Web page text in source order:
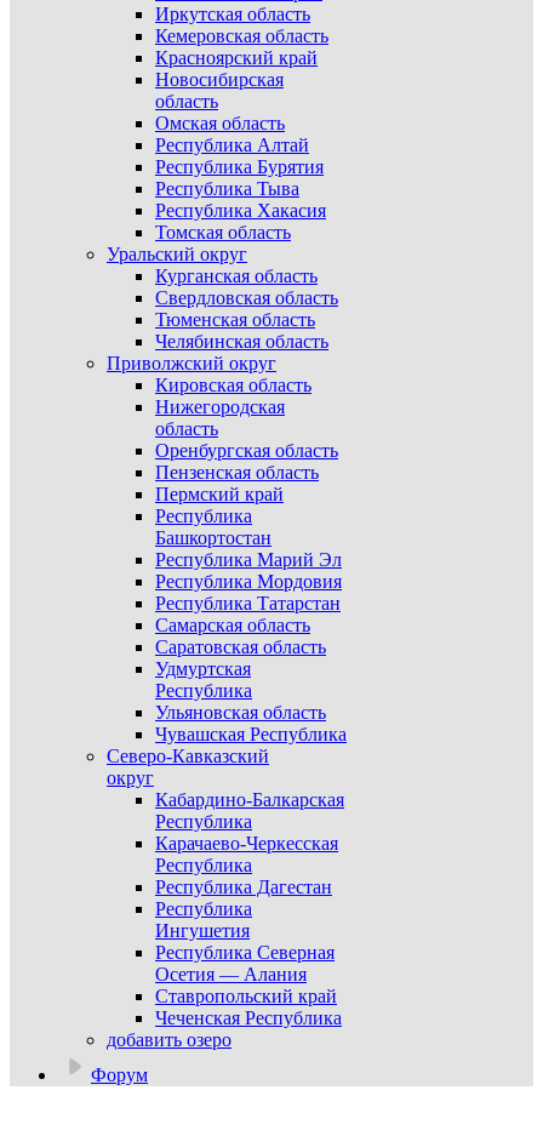
Иркутская область
Кемеровская область
Красноярский край
Новосибирская
область
Омская область
Республика Алтай
Республика Бурятия
Республика Тыва
Республика Хакасия
Томская область
Уральский округ
Курганская область
Свердловская область
Тюменская область
Челябинская область
Приволжский округ
Кировская область
Нижегородская
область
Оренбургская область
Пензенская область
Пермский край
Республика
Башкортостан
Республика Марий Эл
Республика Мордовия
Республика Татарстан
Самарская область
Саратовская область
Удмуртская
Республика
Ульяновская область
Чувашская Республика
Северо-Кавказский
округ
Кабардино-Балкарская
Республика
Карачаево-Черкесская
Республика
Республика Дагестан
Республика
Ингушетия
Республика Северная
Осетия — Алания
Ставропольский край
Чеченская Республика
добавить озеро
Форум